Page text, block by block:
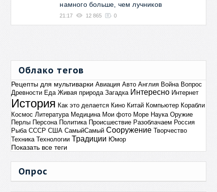
намного больше, чем лучников
21:17 12 865 0
Облако тегов
Рецепты для мультиварки Авиация Авто Англия Война Вопрос
Древности Еда Живая природа Загадка Интересно Интернет
История Как это делается Кино Китай Компьютер Корабли
Космос Литература Медицина Мои фото Море Наука Оружие
Перлы Персона Политика Происшествие Разоблачаем Россия
Рыба СССР США СамыйСамый Сооружение Творчество
Техника Технологии Традиции Юмор
Показать все теги
Опрос